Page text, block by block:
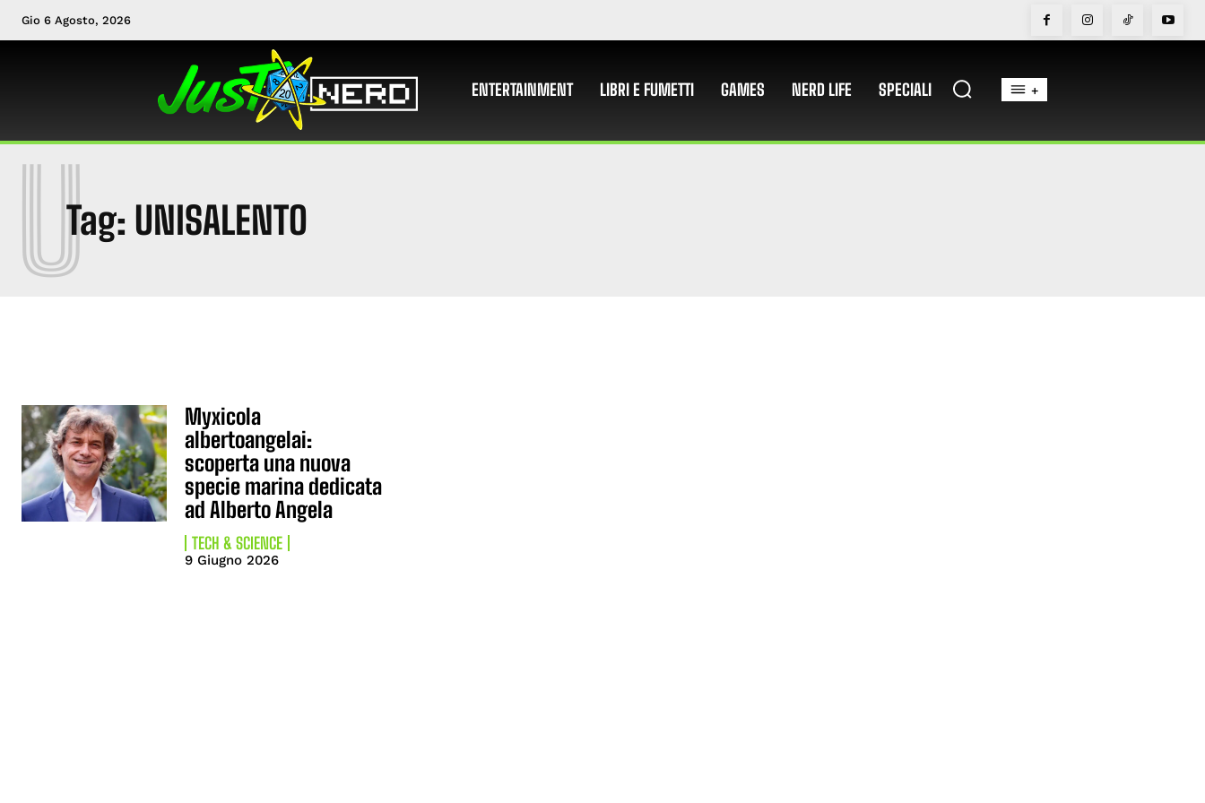
Gio 6 Agosto, 2026
ENTERTAINMENT LIBRI E FUMETTI GAMES NERD LIFE SPECIALI +
Tag: UNISALENTO
U
Myxicola
albertoangelai:
scoperta una nuova
specie marina dedicata
ad Alberto Angela
TECH & SCIENCE
9 Giugno 2026